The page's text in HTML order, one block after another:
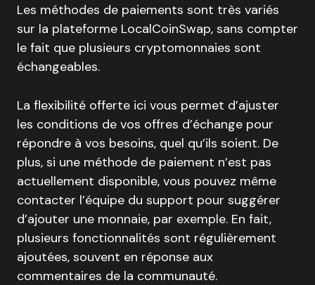
Les méthodes de paiements sont très variés
sur la plateforme LocalCoinSwap, sans compter
le fait que plusieurs cryptomonnaies sont
échangeables.
La flexibilité offerte ici vous permet d’ajuster
les conditions de vos offres d’échange pour
répondre à vos besoins, quel qu’ils soient. De
plus, si une méthode de paiement n’est pas
actuellement disponible, vous pouvez même
contacter l’équipe du support pour suggérer
d’ajouter une monnaie, par exemple. En fait,
plusieurs fonctionnalités sont régulièrement
ajoutées, souvent en réponse aux
commentaires de la communauté.